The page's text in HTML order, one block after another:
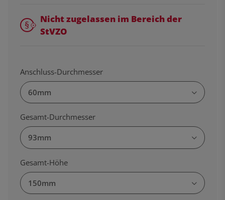
Nicht zugelassen im Bereich der
StVZO
Anschluss-Durchmesser
60mm
Gesamt-Durchmesser
93mm
Gesamt-Höhe
150mm